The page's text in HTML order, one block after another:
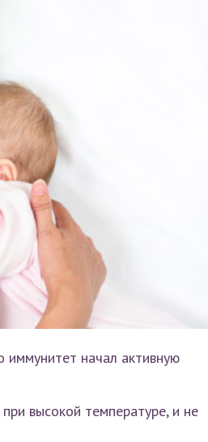
иммунитет начал активную
высокой температуре, и не